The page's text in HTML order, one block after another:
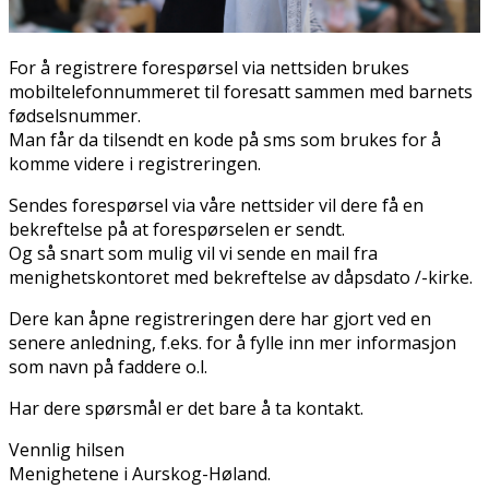
For å registrere forespørsel via nettsiden brukes
mobiltelefonnummeret til foresatt sammen med barnets
fødselsnummer.
Man får da tilsendt en kode på sms som brukes for å
komme videre i registreringen.
Sendes forespørsel via våre nettsider vil dere få en
bekreftelse på at forespørselen er sendt.
Og så snart som mulig vil vi sende en mail fra
menighetskontoret med bekreftelse av dåpsdato /-kirke.
Dere kan åpne registreringen dere har gjort ved en
senere anledning, f.eks. for å fylle inn mer informasjon
som navn på faddere o.l.
Har dere spørsmål er det bare å ta kontakt.
Vennlig hilsen
Menighetene i Aurskog-Høland.